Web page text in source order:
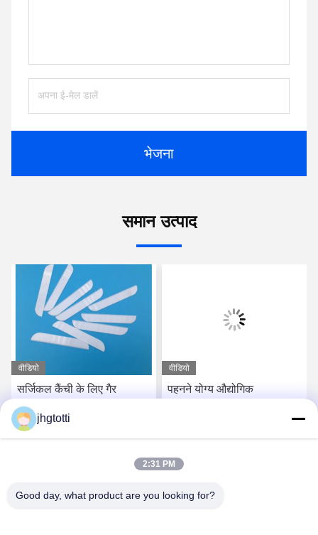
भेजना
समान उत्पाद
वीडियो
सर्जिकल कैंची के लिए गैर
कंडक्टर उच्च पॉलिश जिरकोनियम
डाइऑक्साइड ब्लेड चाकू
सबसे अच्छी कीमत पाएं
वीडियो
पहनने योग्य औद्योगिक
सुरक्षा
jhgtotti
2:31 PM
Good day, what product are you looking for?